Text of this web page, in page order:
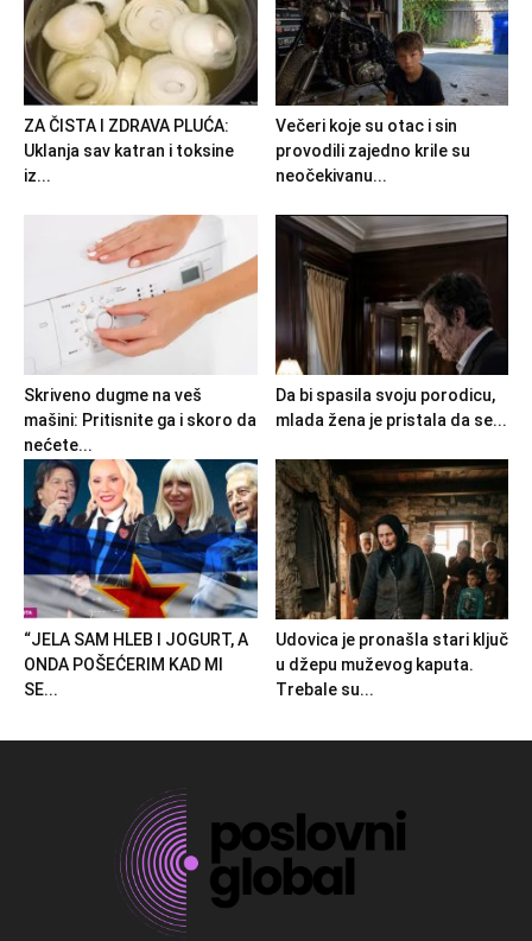
ZA ČISTA I ZDRAVA PLUĆA:
Uklanja sav katran i toksine
iz...
Večeri koje su otac i sin
provodili zajedno krile su
neočekivanu...
Skriveno dugme na veš
mašini: Pritisnite ga i skoro da
nećete...
Da bi spasila svoju porodicu,
mlada žena je pristala da se...
“JELA SAM HLEB I JOGURT, A
ONDA POŠEĆERIM KAD MI
SE...
Udovica je pronašla stari ključ
u džepu muževog kaputa.
Trebale su...